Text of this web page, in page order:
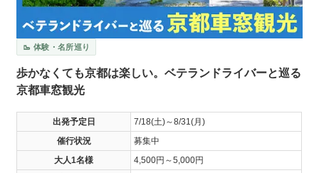
🥾 体験・名所巡り
歩かなくても京都は楽しい。ベテランドライバーと巡る
京都車窓観光
出発予定日
7/18(土)～8/31(月)
催行状況
募集中
大人1名様
4,500円～5,000円